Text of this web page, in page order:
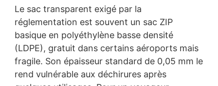
Le sac transparent exigé par la
réglementation est souvent un sac ZIP
basique en polyéthylène basse densité
(LDPE), gratuit dans certains aéroports mais
fragile. Son épaisseur standard de 0,05 mm le
rend vulnérable aux déchirures après